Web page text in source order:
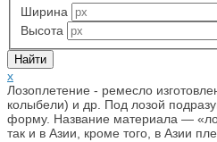
Ширина
Высота
x
Лозоплетение - ремесло
колыбели) и др. Под лозой
форму. Название материала —
так и в Азии, кроме того, в Азии